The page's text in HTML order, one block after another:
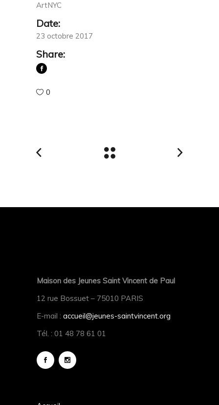
ArtNYC
Date:
23 octobre 2017
Share:
0
Maison des Jeunes Saint Vincent de Paul
12 rue Bossuet – 75010 PARIS
E-mail : accueil@jeunes-saintvincent.org
Tél. : 01 48 78 61 01